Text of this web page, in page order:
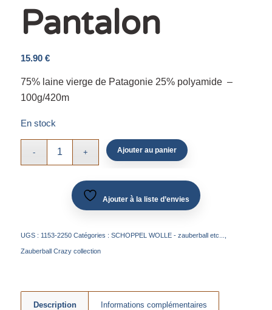
Pantalon
15.90 €
75% laine vierge de Patagonie 25% polyamide –
100g/420m
En stock
Ajouter au panier
Ajouter à la liste d’envies
UGS : 1153-2250 Catégories : SCHOPPEL WOLLE - zauberball etc...
Zauberball Crazy collection
Description Informations complémentaires